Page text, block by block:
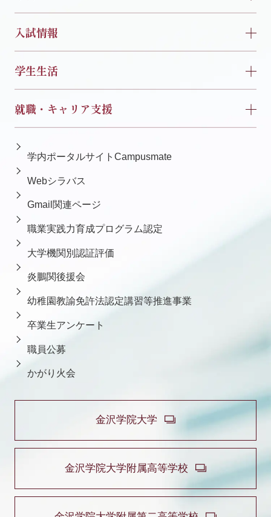
入試情報
学生生活
就職・キャリア支援
学内ポータルサイトCampusmate
Webシラバス
Gmail関連ページ
職業実践力育成プログラム認定
大学機関別認証評価
炎鵬関後援会
幼稚園教諭免許法認定講習等推進事業
卒業生アンケート
職員公募
かがり火会
金沢学院大学
金沢学院大学附属高等学校